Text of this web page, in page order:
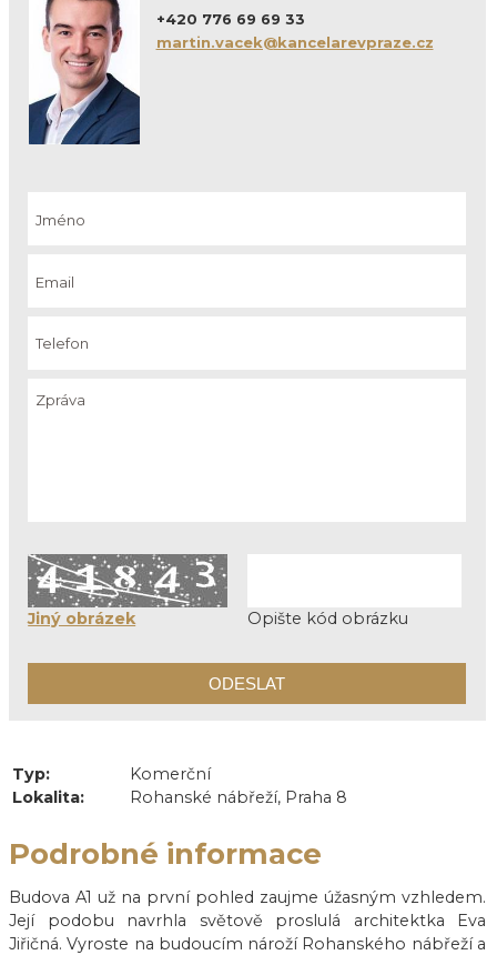
+420 776 69 69 33
martin.vacek@kancelarevpraze.cz
Jiný obrázek Opište kód obrázku
Typ:
Komerční
Lokalita:
Rohanské nábřeží, Praha 8
Podrobné informace
Budova A1 už na první pohled zaujme úžasným vzhledem.
Její podobu navrhla světově proslulá architektka Eva
Jiřičná. Vyroste na budoucím nároží Rohanského nábřeží a